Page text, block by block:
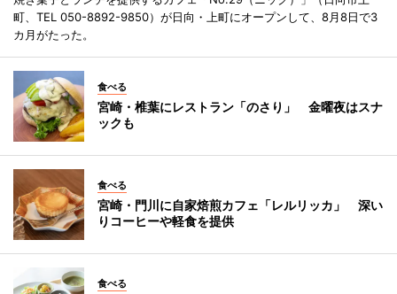
町、TEL 050-8892-9850）が日向・上町にオープンして、8月8日で3
カ月がたった。
食べる
宮崎・椎葉にレストラン「のさり」 金曜夜はスナ
ックも
食べる
宮崎・門川に自家焙煎カフェ「レルリッカ」 深い
りコーヒーや軽食を提供
食べる